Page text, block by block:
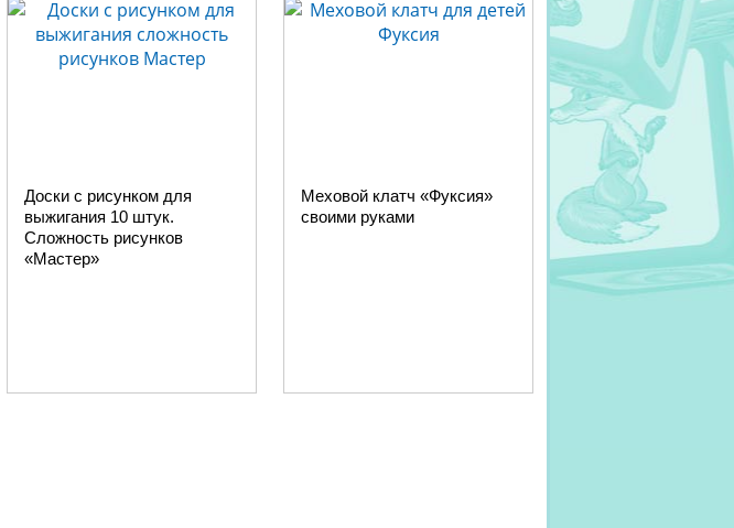
Доски с рисунком для
выжигания 10 штук.
Сложность рисунков
«Мастер»
Меховой клатч «Фуксия»
своими руками